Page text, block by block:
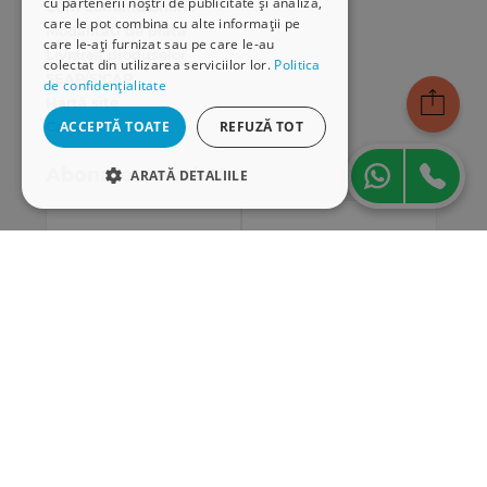
care le pot combina cu alte informații pe
care le-ați furnizat sau pe care le-au
colectat din utilizarea serviciilor lor. Politica
de confidențialitate
ACCEPTĂ TOATE REFUZĂ TOT
ARATĂ DETALIILE
Cum comand online
Modalități de plată
Livrarea produselor
SEAP/SICAP
Cariere
Abonare newsletter